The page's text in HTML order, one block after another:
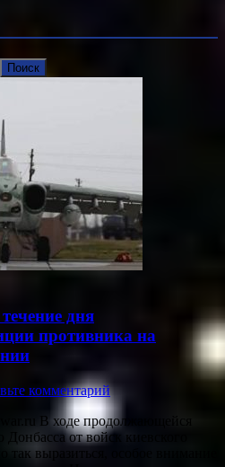
дня
противника на
комментарий
В ходе продолжающейся
от войск киевского
выразиться, особое внимание